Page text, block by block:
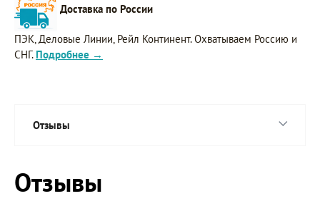
Доставка по России
ПЭК, Деловые Линии, Рейл Континент. Охватываем Россию и
СНГ. Подробнее →
Отзывы
Отзывы